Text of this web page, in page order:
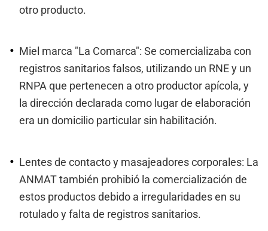
otro producto.
Miel marca "La Comarca": Se comercializaba con
registros sanitarios falsos, utilizando un RNE y un
RNPA que pertenecen a otro productor apícola, y
la dirección declarada como lugar de elaboración
era un domicilio particular sin habilitación.
Lentes de contacto y masajeadores corporales: La
ANMAT también prohibió la comercialización de
estos productos debido a irregularidades en su
rotulado y falta de registros sanitarios.